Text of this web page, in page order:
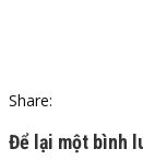
Share:
Để lại một bình